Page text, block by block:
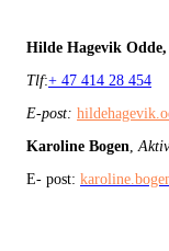
Hilde Hagevik Odde,
Tlf:+ 47 414 28 454
E-post:
Karoline Bogen
E- post: